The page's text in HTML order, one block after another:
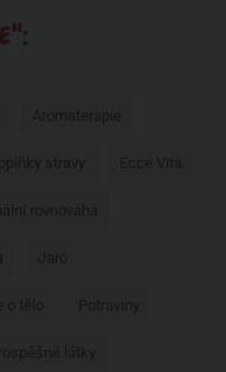
Aromaterapie
stravy Ecce Vita
rovnováha
Jaro
o tělo Potraviny
látky